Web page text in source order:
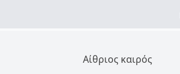
Αίθριος καιρός